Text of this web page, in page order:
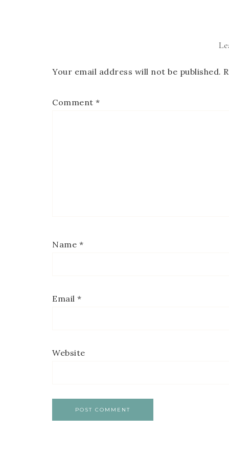
Your email address will not be published.
Comment *
Name *
Email *
Website